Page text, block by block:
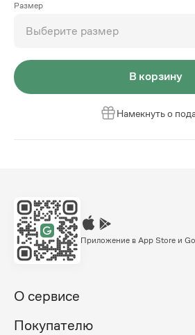
Размер
Выберите размер
В корзину
Намекнуть о
Приложение в App Store и
О сервисе
Покупателю